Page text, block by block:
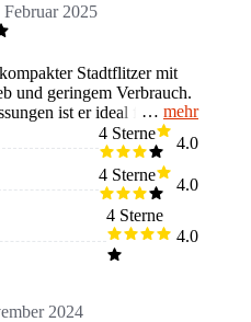
Februar 2025
Stadtflitzer mit
und geringem Verbrauch.
ist er ideal für enge
Die Reichweite von
aber weniger
Leise, emissionsfrei und
Reichweite und eher
für Pendler und
mehr
4 Sterne
4.0
4 Sterne
4.0
4 Sterne
4.0
2024